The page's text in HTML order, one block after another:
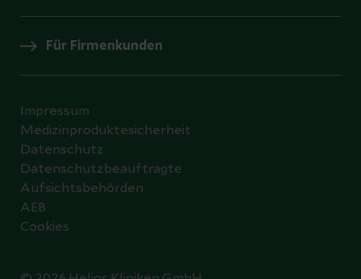
Für Firmenkunden
Impressum
Medizinproduktesicherheit
Datenschutz
Datenschutzbeauftragte
Aufsichtsbehörden
AEB
Cookies